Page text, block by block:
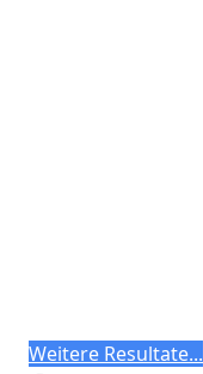
Search
Weitere Resultate...